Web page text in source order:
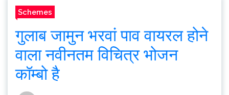
Schemes
गुलाब जामुन भरवां पाव वायरल होने
वाला नवीनतम विचित्र भोजन
कॉम्बो है